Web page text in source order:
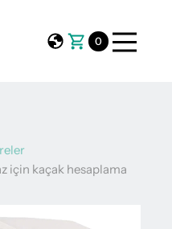
0
için kaçak hesaplama